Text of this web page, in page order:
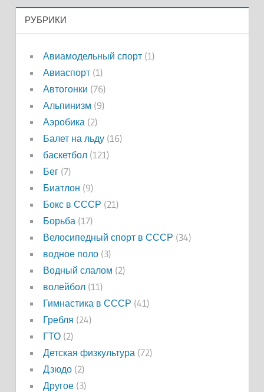
РУБРИКИ
Авиамодельный спорт(1)
Авиаспорт(1)
Автогонки (76)
Альпинизм (9)
Аэробика (2)
Балет на льду(16)
баскетбол(121)
Бег(7)
Биатлон (9)
Бокс в СССР (21)
Борьба (17)
Велосипедный спорт в СССР (34)
водное поло(3)
Водный слалом (2)
волейбол(11)
Гимнастика в СССР (41)
Гребля (24)
ГТО(2)
Детская физкультура (72)
Дзюдо(2)
Другое(3)